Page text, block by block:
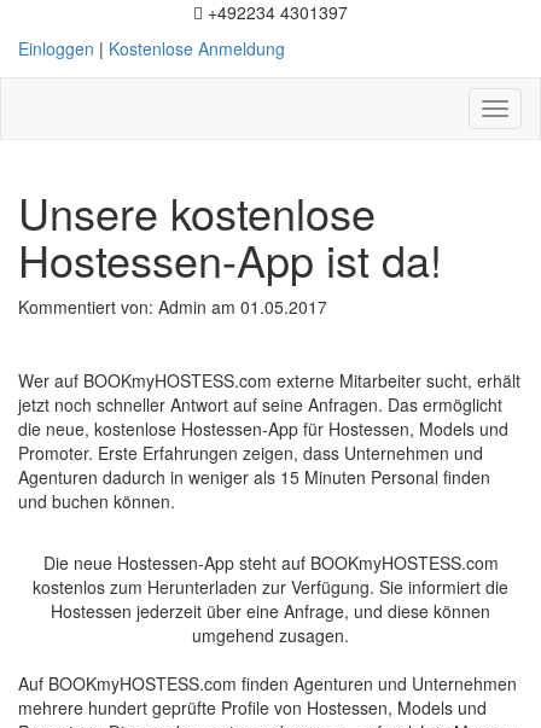
+492234 4301397
Einloggen | Kostenlose Anmeldung
Unsere kostenlose
Hostessen-App ist da!
Kommentiert von: Admin am 01.05.2017
Wer auf BOOKmyHOSTESS.com externe Mitarbeiter sucht, erhält
jetzt noch schneller Antwort auf seine Anfragen. Das ermöglicht
die neue, kostenlose Hostessen-App für Hostessen, Models und
Promoter. Erste Erfahrungen zeigen, dass Unternehmen und
Agenturen dadurch in weniger als 15 Minuten Personal finden
und buchen können.
Die neue Hostessen-App steht auf BOOKmyHOSTESS.com
kostenlos zum Herunterladen zur Verfügung. Sie informiert die
Hostessen jederzeit über eine Anfrage, und diese können
umgehend zusagen.
Auf BOOKmyHOSTESS.com finden Agenturen und Unternehmen
mehrere hundert geprüfte Profile von Hostessen, Models und